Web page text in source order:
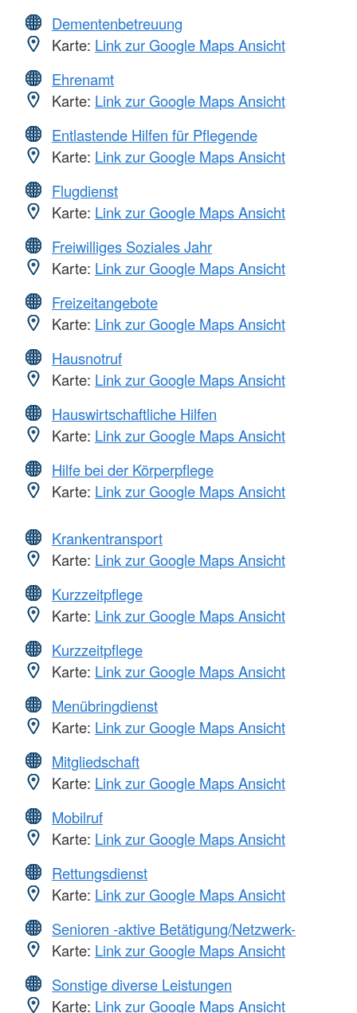
Dementenbetreuung
Karte: Link zur Google Maps Ansicht
Ehrenamt
Karte: Link zur Google Maps Ansicht
Entlastende Hilfen für Pflegende
Karte: Link zur Google Maps Ansicht
Flugdienst
Karte: Link zur Google Maps Ansicht
Freiwilliges Soziales Jahr
Karte: Link zur Google Maps Ansicht
Freizeitangebote
Karte: Link zur Google Maps Ansicht
Hausnotruf
Karte: Link zur Google Maps Ansicht
Hauswirtschaftliche Hilfen
Karte: Link zur Google Maps Ansicht
Hilfe bei der Körperpflege
Karte: Link zur Google Maps Ansicht
Krankentransport
Karte: Link zur Google Maps Ansicht
Kurzzeitpflege
Karte: Link zur Google Maps Ansicht
Kurzzeitpflege
Karte: Link zur Google Maps Ansicht
Menübringdienst
Karte: Link zur Google Maps Ansicht
Mitgliedschaft
Karte: Link zur Google Maps Ansicht
Mobilruf
Karte: Link zur Google Maps Ansicht
Rettungsdienst
Karte: Link zur Google Maps Ansicht
Senioren -aktive Betätigung/Netzwerk-
Karte: Link zur Google Maps Ansicht
Sonstige diverse Leistungen
Karte: Link zur Google Maps Ansicht